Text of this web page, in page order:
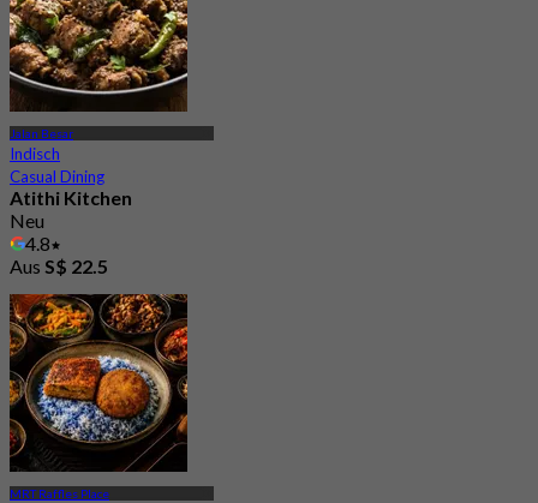
Jalan Besar
Indisch
Casual Dining
Atithi Kitchen
Neu
4.8
Aus S$ 22.5
MRT Raffles Place